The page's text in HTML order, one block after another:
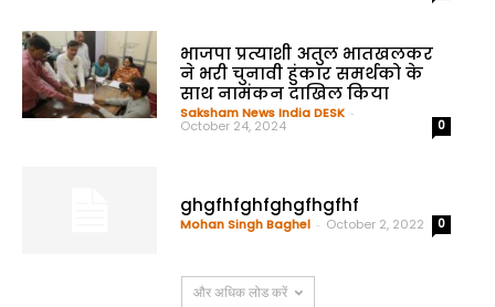
भाजपा प्रत्याशी अतुल भातखलकर
ने भरी चुनावी हुंकार समर्थको के
साथ नामंकन दाखिल किया
Saksham News India DESK -
October 24, 2024 0
ghgfhfghfghgfhgfhf
Mohan Singh Baghel - October 2, 2022 0
और अधिक लोड करें